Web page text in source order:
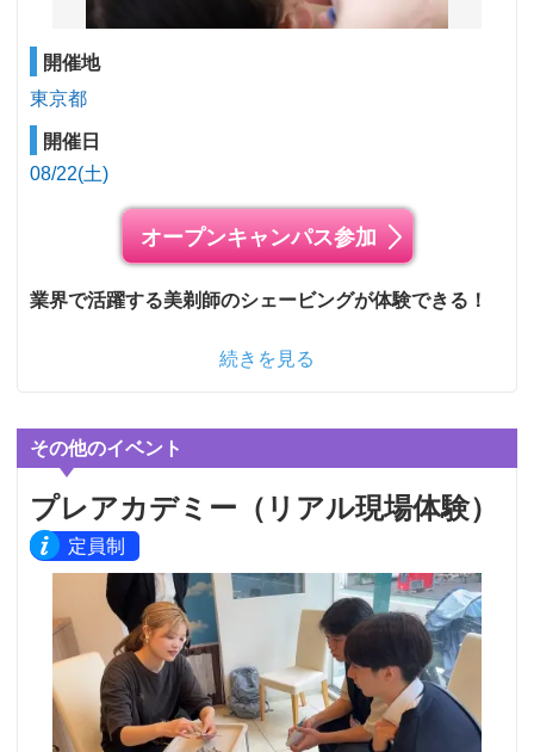
開催地
東京都
開催日
08/22(土)
オープンキャンパス参加
業界で活躍する美剃師のシェービングが体験できる！
続きを見る
その他のイベント
プレアカデミー（リアル現場体験）
定員制